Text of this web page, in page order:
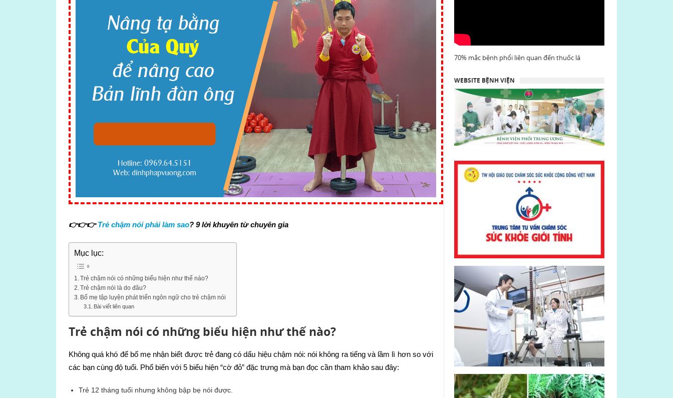
👉👉👉Trẻ chậm nói phải làm sao? 9 lời khuyên từ chuyên gia
Mục lục:
Trẻ chậm nói có những biểu hiện như thế nào?
Trẻ chậm nói là do đâu?
Bố mẹ tập luyện phát triển ngôn ngữ cho trẻ chậm nói
Bài viết liên quan
Trẻ chậm nói có những biểu hiện như thế nào?
Không quá khó để bố mẹ nhận biết được trẻ đang có dấu hiệu chậm nói: nói không ra tiếng và lầm lì hơn so với
các bạn cùng độ tuổi. Phổ biến với 5 biểu hiện “cờ đỏ” đặc trưng mà bạn đọc cần tham khảo sau đây:
Trẻ 12 tháng tuổi nhưng không bập bẹ nói được.
70% mắc bệnh phổi liên quan đến thuốc lá
WEBSITE BỆNH VIỆN